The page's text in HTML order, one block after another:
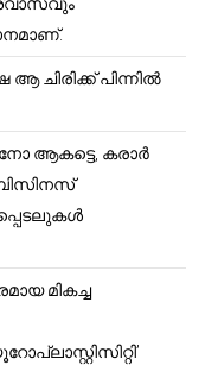
ചിരിക്ക് പിന്നിൽ
ആകട്ടെ, കരാർ
മികച്ച